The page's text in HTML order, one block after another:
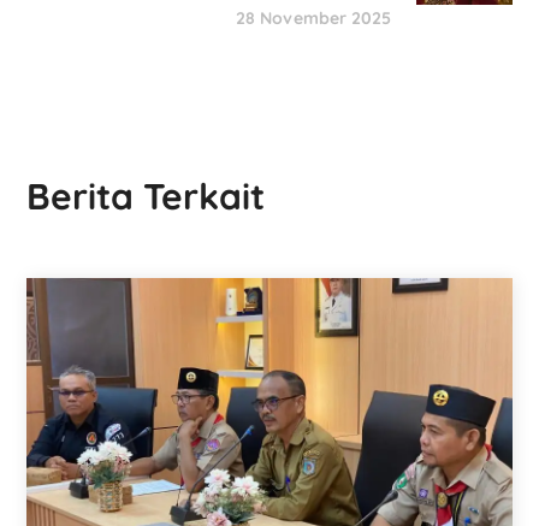
28 November 2025
Berita Terkait